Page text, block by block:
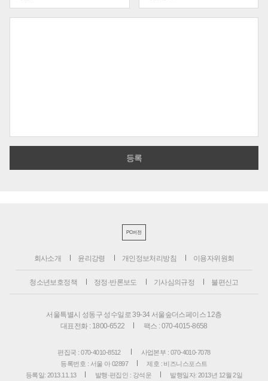
PC버전
회사소개 윤리강령 개인정보처리방침 이용자위원회
청소년보호정책 정정·반론보도 기사심의규정 불편신고
서울특별시 성동구 성수일로 39-34 서울숲더스페이스 12층
대표전화 : 1800-6522
팩스 : 070-4015-8658
편집국 : 070-4010-8512
사업본부 : 070-4010-7078
등록번호 : 서울 아 02897
제호 : 비즈니스포스트
등록일: 2013.11.13
발행·편집인 : 강석운 발행일자: 2013년 12월 2일